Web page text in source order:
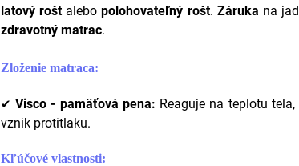
latový roštalebopolohovateľný rošt. Záruka na
zdravotný matrac.
Zloženie matraca:
✔ Visco - pamäťová pena: Reaguje na teplotu
vznik protitlaku.
Kľúčové vlastnosti: